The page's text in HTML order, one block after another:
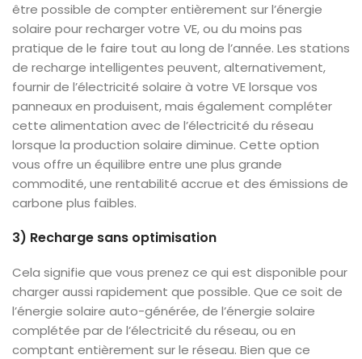
être possible de compter entièrement sur l’énergie
solaire pour recharger votre VE, ou du moins pas
pratique de le faire tout au long de l’année. Les stations
de recharge intelligentes peuvent, alternativement,
fournir de l’électricité solaire à votre VE lorsque vos
panneaux en produisent, mais également compléter
cette alimentation avec de l’électricité du réseau
lorsque la production solaire diminue. Cette option
vous offre un équilibre entre une plus grande
commodité, une rentabilité accrue et des émissions de
carbone plus faibles.
3) Recharge sans optimisation
Cela signifie que vous prenez ce qui est disponible pour
charger aussi rapidement que possible. Que ce soit de
l’énergie solaire auto-générée, de l’énergie solaire
complétée par de l’électricité du réseau, ou en
comptant entièrement sur le réseau. Bien que ce